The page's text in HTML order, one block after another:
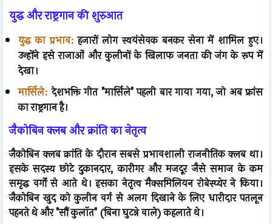
युद्ध और राष्ट्रगान की शुरुआत
युद्ध का प्रभाव: हजारों लोग स्वयंसेवक बनकर सेना में शामिल हुए।
उन्होंने इसे राजाओं और कुलीनों के खिलाफ जनता की जंग के रूप में
देखा।
मार्सिले:देशभक्ति गीत "मार्सिले" पहली बार गाया गया, जो अब फ्रांस
का राष्ट्रगान है।
जैकोबिन क्लब और क्रांति का नेतृत्व
जैकोबिन क्लब क्रांति के दौरान सबसे प्रभावशाली राजनीतिक क्लब था।
इसके सदस्य छोटे दुकानदार, कारीगर और मजदूर जैसे समाज के कम
समृद्ध वर्गों से आते थे। इसका नेतृत्व मैक्समिलियन रोबेस्प्येर ने किया।
जैकोबिन खुद को कुलीन वर्ग से अलग दिखाने के लिए धारीदार पतलून
पहनते थे और "सौं कुलॉत" (बिना घुटन्ने वाले) कहलाते थे।